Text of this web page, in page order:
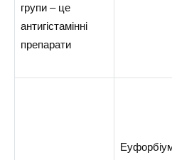
групи – це
антигістамінні
препарати